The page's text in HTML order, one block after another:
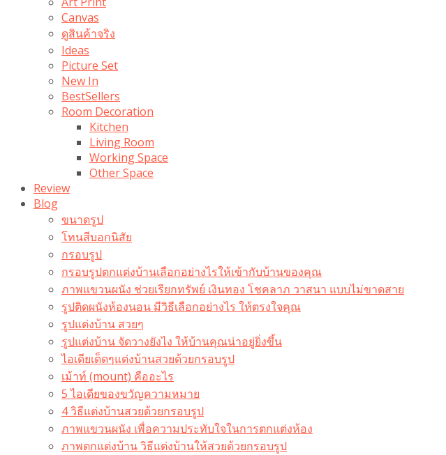
Canvas
ดูสินค้าจริง
Ideas
Picture Set
New In
BestSellers
Room Decoration
Kitchen
Living Room
Working Space
Other Space
Review
Blog
ขนาดรูป
โทนสีบอกนิสัย
กรอบรูป
กรอบรูปตกแต่งบ้านเลือกอย่างไรให้เข้ากับบ้านของคุณ
ภาพแขวนผนัง ช่วยเรียกทรัพย์ เงินทอง โชคลาภ วาสนา แบบไม่ขาดสาย
รูปติดผนังห้องนอน มีวิธีเลือกอย่างไร ให้ตรงใจคุณ
รูปแต่งบ้าน สวยๆ
รูปแต่งบ้าน จัดวางยังไง ให้บ้านคุณน่าอยู่ยิ่งขึ้น
ไอเดียเด็ดๆแต่งบ้านสวยด้วยกรอบรูป
เม้าท์ (mount) คืออะไร​
5 ไอเดียของขวัญความหมาย
4 วิธีแต่งบ้านสวยด้วยกรอบรูป
ภาพแขวนผนัง เพื่อความประทับใจในการตกแต่งห้อง
ภาพตกแต่งบ้าน วิธีแต่งบ้านให้สวยด้วยกรอบรูป